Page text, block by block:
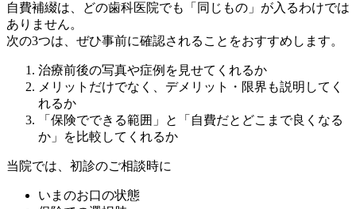
自費補綴は、どの歯科医院でも「同じもの」が入るわけでは
ありません。
次の3つは、ぜひ事前に確認されることをおすすめします。
治療前後の写真や症例を見せてくれるか
メリットだけでなく、デメリット・限界も説明してく
れるか
「保険でできる範囲」と「自費だとどこまで良くなる
か」を比較してくれるか
当院では、初診のご相談時に
いまのお口の状態